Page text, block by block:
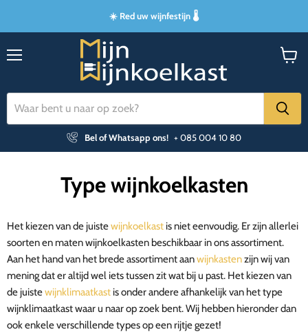
☀️ Red uw wijnfestijn 🌡️
Bel of Whatsapp ons! + 085 004 10 80
Type wijnkoelkasten
Het kiezen van de juistewijnkoelkast is niet eenvoudig. Er zijn allerlei
soorten en maten wijnkoelkasten beschikbaar in ons assortiment.
Aan het hand van het brede assortiment aanwijnkastenzijn wij van
mening dat er altijd wel iets tussen zit wat bij u past. Het kiezen van
de juistewijnklimaatkast is onder andere afhankelijk van het type
wijnklimaatkast waar u naar op zoek bent. Wij hebben hieronder dan
ook enkele verschillende types op een rijtje gezet!